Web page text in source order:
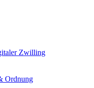
Zwilling
Ordnung